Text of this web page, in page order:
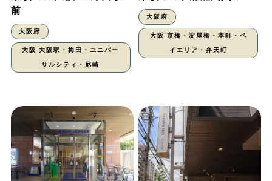
前
大阪府
大阪 大阪駅・梅田・ユニバー
サルシティ・尼崎
大阪府
大阪 京橋・淀屋橋・本町・ベ
イエリア・弁天町